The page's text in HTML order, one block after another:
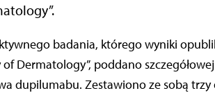
Dermatology”, poddano
dupilumabu. Zestawiono ze sobą